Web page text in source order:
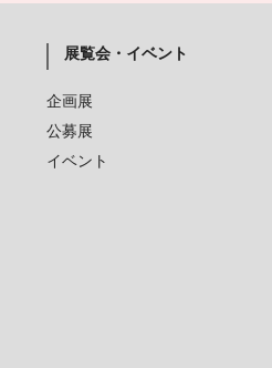
展覧会・イベント
企画展
公募展
イベント